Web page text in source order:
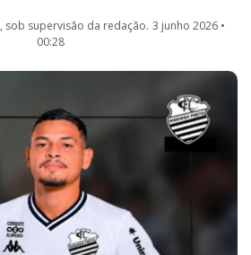
, sob supervisão da redação. 3 junho 2026 •
00:28